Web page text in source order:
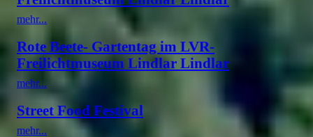
mehr...
Rote Beete- Gartentag im LVR-
Freilichtmuseum Lindlar Lindlar
mehr...
Street Food Festival
mehr...